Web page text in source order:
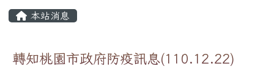
本站消息
轉知桃園市政府防疫訊息(110.12.22)